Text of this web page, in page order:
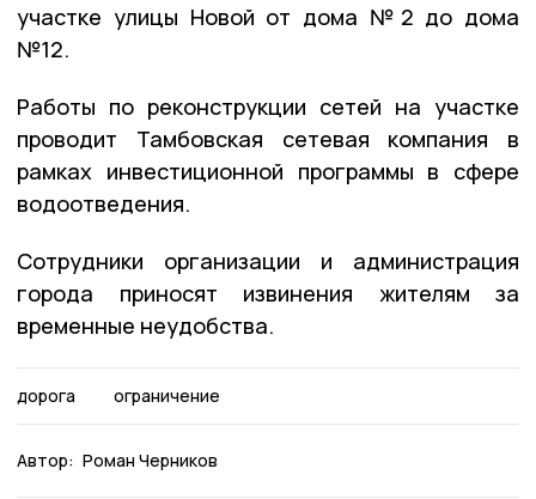
участке улицы Новой от дома №2 до дома
№12.
Работы по реконструкции сетей на участке
проводит Тамбовская сетевая компания в
рамках инвестиционной программы в сфере
водоотведения.
Сотрудники организации и администрация
города приносят извинения жителям за
временные неудобства.
дорога ограничение
Автор: Роман Черников